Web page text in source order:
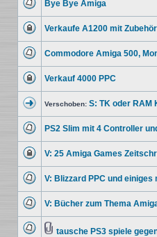
Beiträge
oder
weitere
Antworten
erstellen.
Beiträge
Bye Bye Amiga
Du
kannst
keine
Beiträge
oder
erstellen.
Verkaufe A1200 mit Zubehör
Beiträge
Commodore Amiga 500,
Du
kannst
keine
Beiträge
editieren
oder
erstellen.
Verkauf 4000 PPC
Verschoben: S: TK oder RAM
Beiträge
PS2 Slim mit 4 Controller
Du
kannst
keine
Beiträge
editieren
oder
V: 25 Amiga Games
Beiträge
V: Blizzard PPC und einiges
ungelesenen
Beiträge
V: Bücher zum Thema
tausche PS3 spiele